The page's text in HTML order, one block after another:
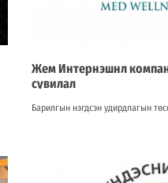
Жем Интернэшнл
сувилал
Барилгын нэгдсэн удирдлагын